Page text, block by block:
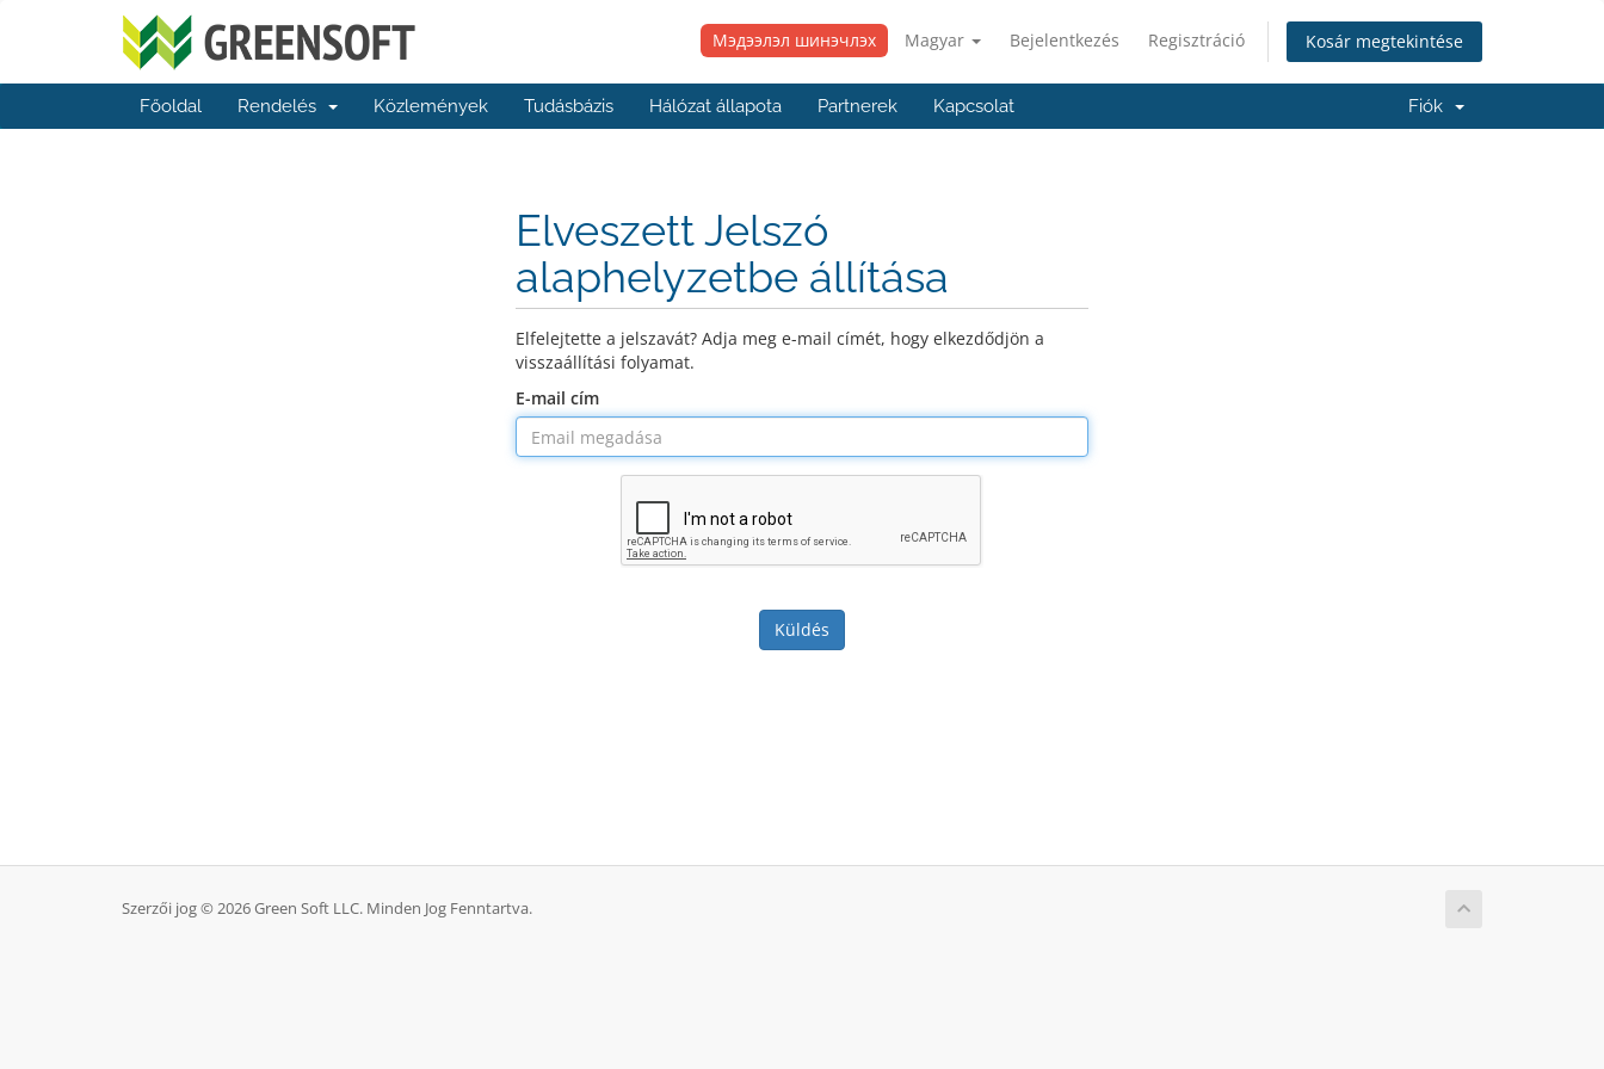
Мэдээлэл шинэчлэх Magyar Bejelentkezés Regisztráció Kosár megtekintése
Főoldal Rendelés Közlemények Tudásbázis Hálózat állapota Partnerek Kapcsolat Fiók
Elveszett Jelszó
alaphelyzetbe állítása
Elfelejtette a jelszavát? Adja meg e-mail címét, hogy elkezdődjön a
visszaállítási folyamat.
E-mail cím
Küldés
Szerzői jog © 2026 Green Soft LLC. Minden Jog Fenntartva.